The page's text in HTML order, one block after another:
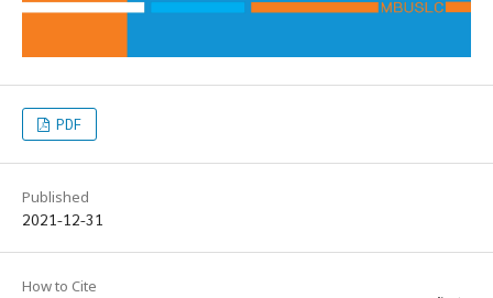
PDF
Published
2021-12-31
How to Cite